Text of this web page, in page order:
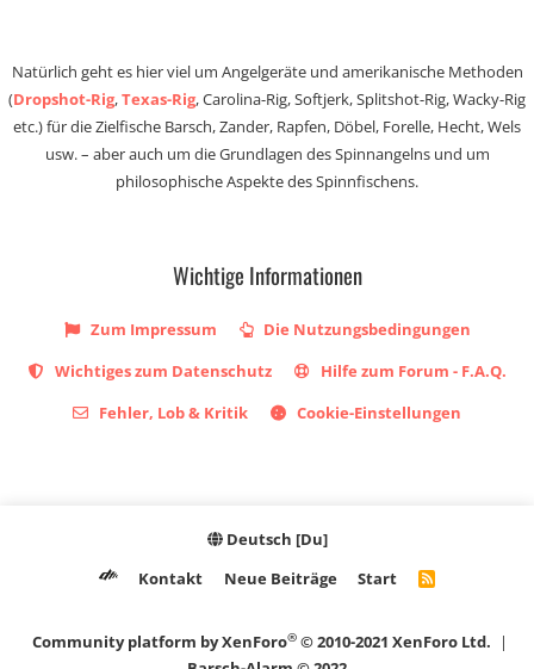
Natürlich geht es hier viel um Angelgeräte und amerikanische Methoden
(Dropshot-Rig,Texas-Rig, Carolina-Rig, Softjerk, Splitshot-Rig, Wacky-Rig
etc.) für die Zielfische Barsch, Zander, Rapfen, Döbel, Forelle, Hecht, Wels
usw. – aber auch um die Grundlagen des Spinnangelns und um
philosophische Aspekte des Spinnfischens.
Wichtige Informationen
Zum Impressum
Die Nutzungsbedingungen
Wichtiges zum Datenschutz
Hilfe zum Forum - F.A.Q.
Fehler, Lob & Kritik
Cookie-Einstellungen
Deutsch [Du]
Kontakt
Neue Beiträge Start
R
Community platform by XenForo® © 2010-2021 XenForo Ltd.
|